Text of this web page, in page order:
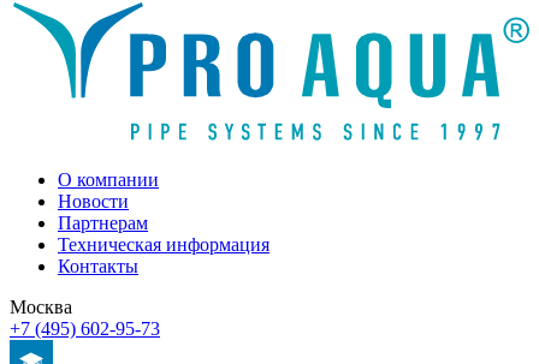
О компании
Новости
Партнерам
Техническая информация
Контакты
Москва
+7 (495) 602-95-73